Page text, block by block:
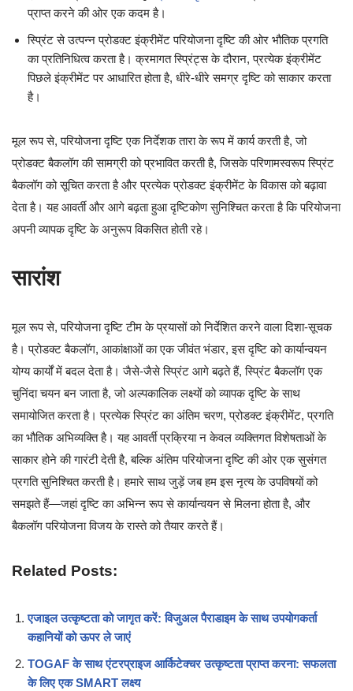
प्राप्त करने की ओर एक कदम है।
स्प्रिंट से उत्पन्न प्रोडक्ट इंक्रीमेंट परियोजना दृष्टि की ओर भौतिक प्रगति
का प्रतिनिधित्व करता है। क्रमागत स्प्रिंट्स के दौरान, प्रत्येक इंक्रीमेंट
पिछले इंक्रीमेंट पर आधारित होता है, धीरे-धीरे समग्र दृष्टि को साकार करता
है।
मूल रूप से, परियोजना दृष्टि एक निर्देशक तारा के रूप में कार्य करती है, जो
प्रोडक्ट बैकलॉग की सामग्री को प्रभावित करती है, जिसके परिणामस्वरूप स्प्रिंट
बैकलॉग को सूचित करता है और प्रत्येक प्रोडक्ट इंक्रीमेंट के विकास को बढ़ावा
देता है। यह आवर्ती और आगे बढ़ता हुआ दृष्टिकोण सुनिश्चित करता है कि परियोजना
अपनी व्यापक दृष्टि के अनुरूप विकसित होती रहे।
सारांश
मूल रूप से, परियोजना दृष्टि टीम के प्रयासों को निर्देशित करने वाला दिशा-सूचक
है। प्रोडक्ट बैकलॉग, आकांक्षाओं का एक जीवंत भंडार, इस दृष्टि को कार्यान्वयन
योग्य कार्यों में बदल देता है। जैसे-जैसे स्प्रिंट आगे बढ़ते हैं, स्प्रिंट बैकलॉग एक
चुनिंदा चयन बन जाता है, जो अल्पकालिक लक्ष्यों को व्यापक दृष्टि के साथ
समायोजित करता है। प्रत्येक स्प्रिंट का अंतिम चरण, प्रोडक्ट इंक्रीमेंट, प्रगति
का भौतिक अभिव्यक्ति है। यह आवर्ती प्रक्रिया न केवल व्यक्तिगत विशेषताओं के
साकार होने की गारंटी देती है, बल्कि अंतिम परियोजना दृष्टि की ओर एक सुसंगत
प्रगति सुनिश्चित करती है। हमारे साथ जुड़ें जब हम इस नृत्य के उपविषयों को
समझते हैं—जहां दृष्टि का अभिन्न रूप से कार्यान्वयन से मिलना होता है, और
बैकलॉग परियोजना विजय के रास्ते को तैयार करते हैं।
Related Posts:
एजाइल उत्कृष्टता को जागृत करें: विजुअल पैराडाइम के साथ उपयोगकर्ता
कहानियों को ऊपर ले जाएं
TOGAF के साथ एंटरप्राइज आर्किटेक्चर उत्कृष्टता प्राप्त करना: सफलता
के लिए एक SMART लक्ष्य